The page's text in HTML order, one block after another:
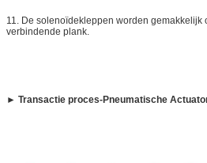
11. De solenoïdekleppen worden gemakkelijk
verbindende plank.
► Transactie proces-Pneumatische